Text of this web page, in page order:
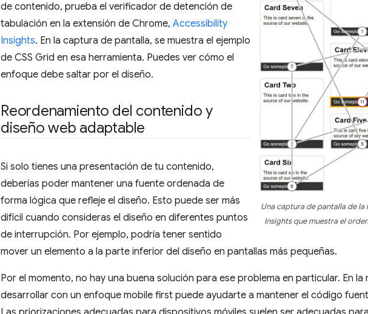
Una captura de pantalla de
Insights que muestra el
de contenido, prueba el verificador de detención de
tabulación en la extensión de Chrome, Accessibility
Insights. En la captura de pantalla, se muestra el ejemplo
de CSS Grid en esa herramienta. Puedes ver cómo el
enfoque debe saltar por el diseño.
Reordenamiento del contenido y
diseño web adaptable
Si solo tienes una presentación de tu contenido,
deberías poder mantener una fuente ordenada de
forma lógica que refleje el diseño. Esto puede ser más
difícil cuando consideras el diseño en diferentes puntos
de interrupción. Por ejemplo, podría tener sentido
mover un elemento a la parte inferior del diseño en pantallas más pequeñas.
Por el momento, no hay una buena solución para ese problema en particular. En la
desarrollar con un enfoque mobile first puede ayudarte a mantener el código